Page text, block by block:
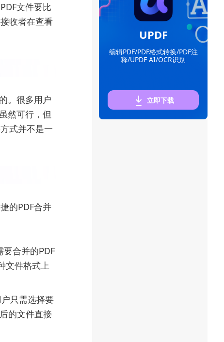
文件要比
收者在查看
。很多用户
然可行，但
式并不是一
的PDF合并
合并的PDF
文件格式上
只需选择要
的文件直接
UPDF
编辑PDF/PDF格式转换/PDF注
释/UPDF AI/OCR识别
立即下载